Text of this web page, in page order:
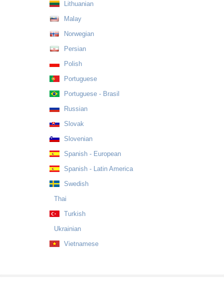
Lithuanian
Malay
Norwegian
Persian
Polish
Portuguese
Portuguese - Brasil
Russian
Slovak
Slovenian
Spanish - European
Spanish - Latin America
Swedish
Thai
Turkish
Ukrainian
Vietnamese